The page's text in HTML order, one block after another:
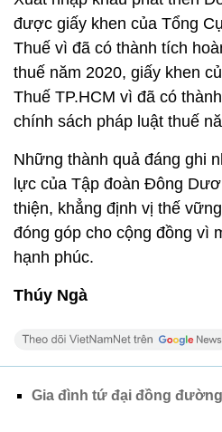
được giấy khen của Tổng
Thuế vì đã có thành tích
thuế năm 2020, giấy khen
Thuế TP.HCM vì đã có
chính sách pháp luật thuế
Những thành quả đáng ghi
lực của Tập đoàn Đông
thiện, khẳng định vị thế
đóng góp cho cộng đồng vì
hạnh phúc.
Thúy Ngà
Gia đình tứ đại đồng